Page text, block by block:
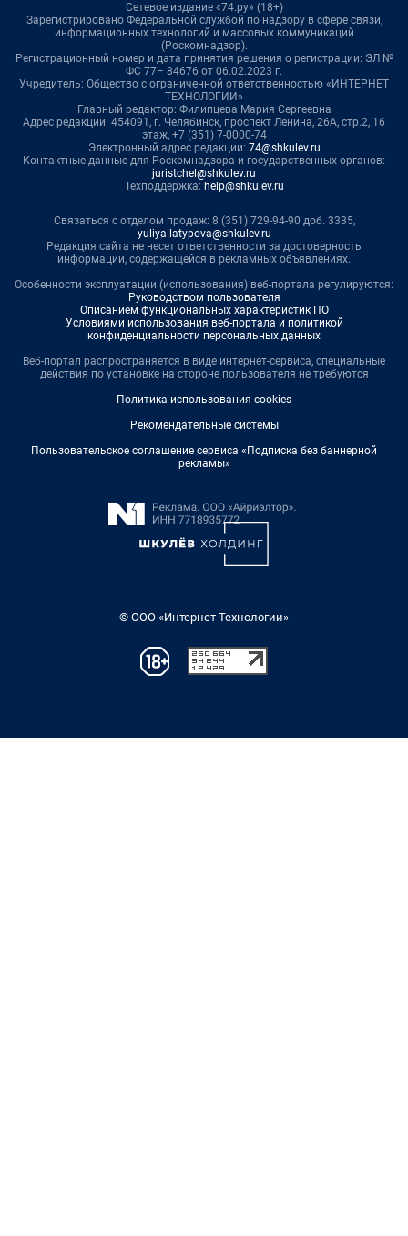
Сетевое издание «74.ру» (18+)
Зарегистрировано Федеральной службой по надзору в сфере связи,
информационных технологий и массовых коммуникаций
(Роскомнадзор).
Регистрационный номер и дата принятия решения о регистрации: ЭЛ №
ФС 77– 84676 от 06.02.2023 г.
Учредитель: Общество с ограниченной ответственностью «ИНТЕРНЕТ
ТЕХНОЛОГИИ»
Главный редактор: Филипцева Мария Сергеевна
Адрес редакции: 454091, г. Челябинск, проспект Ленина, 26А, стр.2, 16
этаж, +7 (351) 7-0000-74
Электронный адрес редакции: 74@shkulev.ru
Контактные данные для Роскомнадзора и государственных органов:
juristchel@shkulev.ru
Техподдержка: help@shkulev.ru
Связаться с отделом продаж: 8 (351) 729-94-90 доб. 3335,
yuliya.latypova@shkulev.ru
Редакция сайта не несет ответственности за достоверность
информации, содержащейся в рекламных объявлениях.
Особенности эксплуатации (использования) веб-портала регулируются:
Руководством пользователя
Описанием функциональных характеристик ПО
Условиями использования веб-портала и политикой
конфиденциальности персональных данных
Веб-портал распространяется в виде интернет-сервиса, специальные
действия по установке на стороне пользователя не требуются
Политика использования cookies
Рекомендательные системы
Пользовательское соглашение сервиса «Подписка без баннерной
рекламы»
© ООО «Интернет Технологии»